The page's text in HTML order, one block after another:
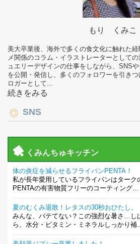
もり くみこ
美大卒業後、海外で多くの食文化に触れた
メ関係のコラム・イラストレーターとして
ュエリーデザインの仕事をしながら、SNS
を公開・発信し、多くのフォロワーを引き
ロガーとして...
続きをみる
SNS
くみんちゅキッチン
体の炎症を減らせるフライパンPENTA！
私が長年愛用しているフライパンはターク
PENTAの有害物質フリーのコーティング...
夏のむくみ退散！レタスの30秒おひたし。
みんな、バテてない？この強烈な暑さ…し
ら、水分・ビタミン・ミネラルしっかり補